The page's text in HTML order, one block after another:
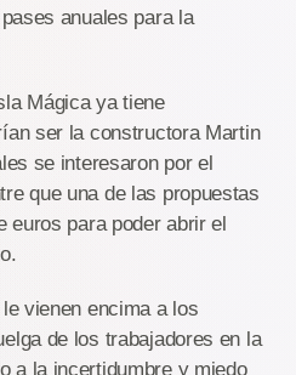
anuales para la
Mágica ya tiene
ser la constructora Martin
se interesaron por el
que una de las propuestas
euros para poder abrir el
vienen encima a los
de los trabajadores en la
a la incertidumbre y miedo